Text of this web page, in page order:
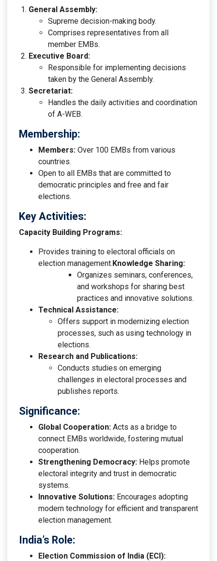
General Assembly:
Supreme decision-making body.
Comprises representatives from all
member EMBs.
Executive Board:
Responsible for implementing decisions
taken by the General Assembly.
Secretariat:
Handles the daily activities and coordination
of A-WEB.
Membership:
Members: Over 100 EMBs from various
countries.
Open to all EMBs that are committed to
democratic principles and free and fair
elections.
Key Activities:
Capacity Building Programs:
Provides training to electoral officials on
election management.Knowledge Sharing:
Organizes seminars, conferences,
and workshops for sharing best
practices and innovative solutions.
Technical Assistance:
Offers support in modernizing election
processes, such as using technology in
elections.
Research and Publications:
Conducts studies on emerging
challenges in electoral processes and
publishes reports.
Significance:
Global Cooperation: Acts as a bridge to
connect EMBs worldwide, fostering mutual
cooperation.
Strengthening Democracy: Helps promote
electoral integrity and trust in democratic
systems.
Innovative Solutions: Encourages adopting
modern technology for efficient and transparent
election management.
India’s Role:
Election Commission of India (ECI):